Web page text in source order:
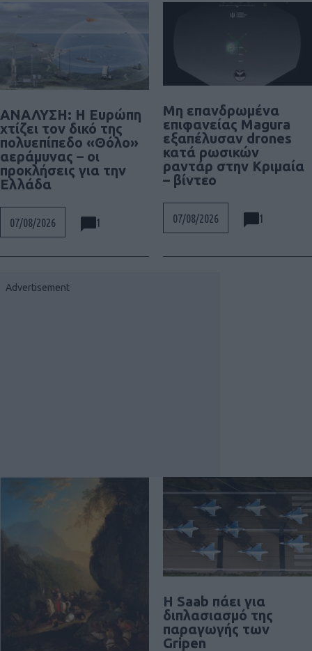
ΑΝΑΛΥΣΗ: Η Ευρώπη
χτίζει τον δικό της
πολυεπίπεδο «Θόλο»
αεράμυνας – οι
προκλήσεις για την
Ελλάδα
07/08/2026 1
Μη επανδρωμένα
επιφανείας Magura
εξαπέλυσαν drones
κατά ρωσικών
ραντάρ στην Κριμαία
– βίντεο
07/08/2026 1
H Saab πάει για
διπλασιασμό της
παραγωγής των
Gripen